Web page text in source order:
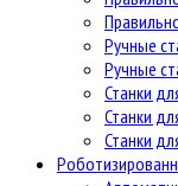
Ручные
Ручные
Станки
Станки
Станки